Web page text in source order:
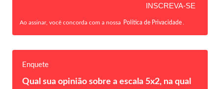
Ao assinar, você concorda com a nossa Política de Privacidade.
Enquete
Qual sua opinião sobre a escala 5x2, na qual